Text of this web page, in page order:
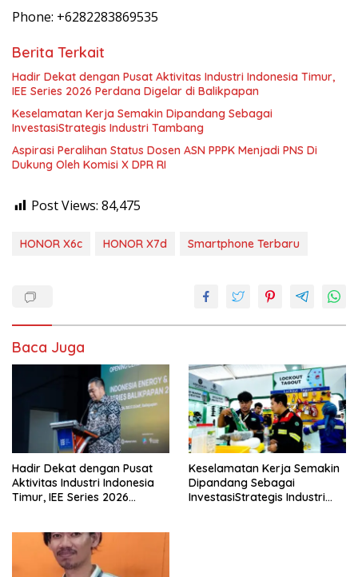
Phone: +6282283869535
Berita Terkait
Hadir Dekat dengan Pusat Aktivitas Industri Indonesia Timur,
IEE Series 2026 Perdana Digelar di Balikpapan
Keselamatan Kerja Semakin Dipandang Sebagai
InvestasiStrategis Industri Tambang
Aspirasi Peralihan Status Dosen ASN PPPK Menjadi PNS Di
Dukung Oleh Komisi X DPR RI
Post Views: 84,475
HONOR X6c HONOR X7d Smartphone Terbaru
Baca Juga
Hadir Dekat dengan Pusat
Aktivitas Industri Indonesia
Timur, IEE Series 2026
Keselamatan Kerja Semakin
Dipandang Sebagai
InvestasiStrategis Industri